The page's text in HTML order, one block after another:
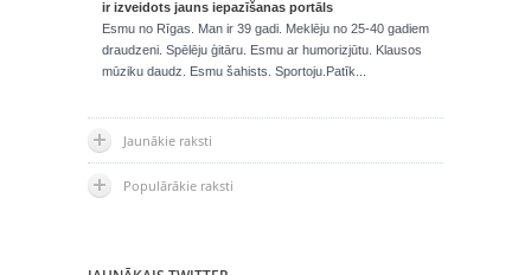
ir izveidots jauns iepazīšanas portāls
Esmu no Rīgas. Man ir 39 gadi. Meklēju no 25-40 gadiem
draudzeni. Spēlēju ģitāru. Esmu ar humorizjūtu. Klausos
mūziku daudz. Esmu šahists. Sportoju.Patīk...
Jaunākie raksti
Populārākie raksti